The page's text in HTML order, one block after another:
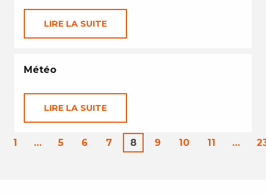
LIRE LA SUITE
Météo
LIRE LA SUITE
1 … 5 6 7 8 9 10 11 …